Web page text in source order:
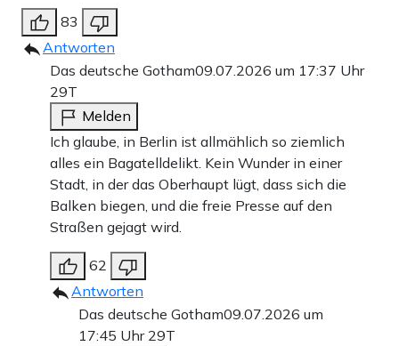
83
Antworten
Das deutsche Gotham09.07.2026 um 17:37 Uhr
29T
Melden
Ich glaube, in Berlin ist allmählich so ziemlich
alles ein Bagatelldelikt. Kein Wunder in einer
Stadt, in der das Oberhaupt lügt, dass sich die
Balken biegen, und die freie Presse auf den
Straßen gejagt wird.
62
Antworten
Das deutsche Gotham09.07.2026 um
17:45 Uhr 29T